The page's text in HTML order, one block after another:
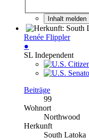
Inhalt melden
Renée Flippler
●
SL Independent
Beiträge
99
Wohnort
Northwood
Herkunft
South Latoka